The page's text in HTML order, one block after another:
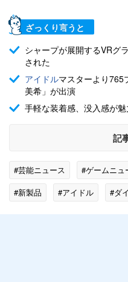
ざっくり言うと
シャープが展開するVRグ
された
アイドルマスターより765
美希」が出演
手軽な装着感、没入感が
記
#芸能ニュース #ゲームニュ
#新製品
#アイドル #ダ